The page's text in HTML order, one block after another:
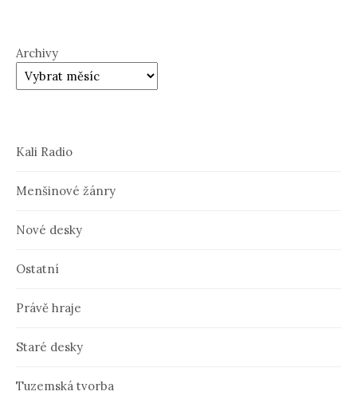
Archivy
Kali Radio
Menšinové žánry
Nové desky
Ostatní
Právě hraje
Staré desky
Tuzemská tvorba